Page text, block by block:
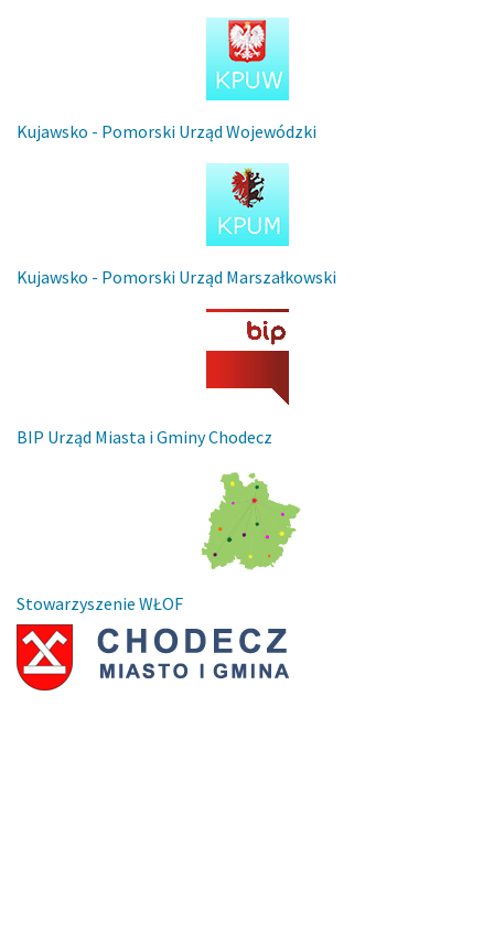
Kujawsko - Pomorski Urząd Wojewódzki
Kujawsko - Pomorski Urząd Marszałkowski
BIP Urząd Miasta i Gminy Chodecz
Stowarzyszenie WŁOF